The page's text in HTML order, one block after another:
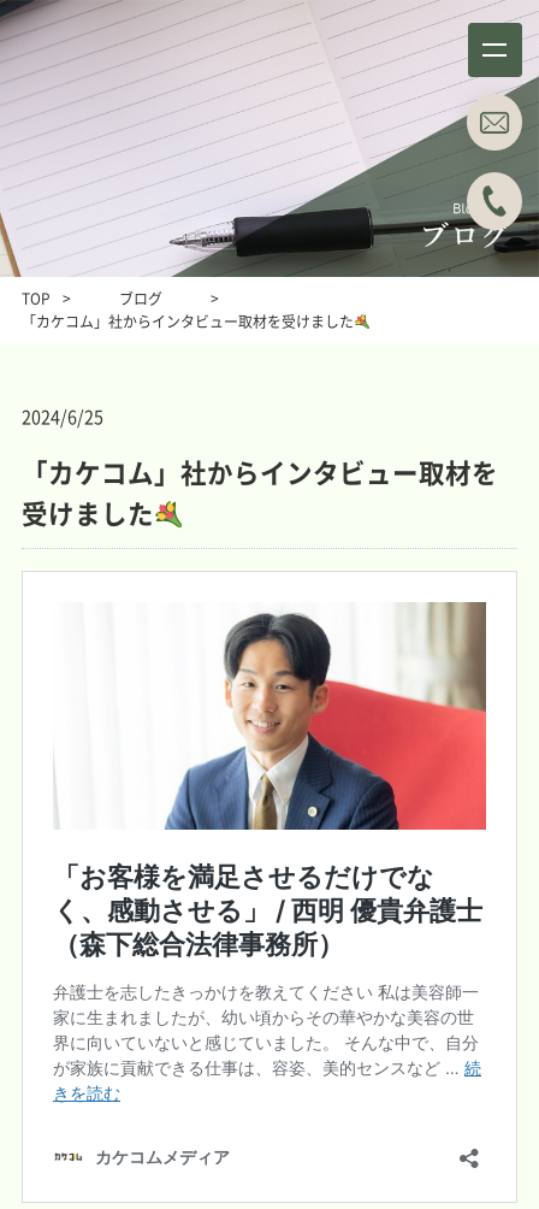
事務所概要
About
事例紹介
お問い合わせ
業務分野
Business field
所属弁護士
アクセス
TOP > ブログ
>
「カケコム」社からインタビュー取材を受けました
2024/6/25
「カケコム」社からインタビュー取材を
受けました